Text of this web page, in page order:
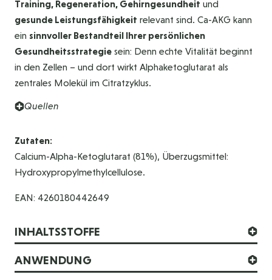
Training, Regeneration, Gehirngesundheit und
gesunde Leistungsfähigkeit relevant sind. Ca-AKG kann
ein sinnvoller Bestandteil Ihrer persönlichen
Gesundheitsstrategie sein: Denn echte Vitalität beginnt
in den Zellen – und dort wirkt Alphaketoglutarat als
zentrales Molekül im Citratzyklus.
Quellen
Zutaten:
Calcium-Alpha-Ketoglutarat (81%), Überzugsmittel:
Hydroxypropylmethylcellulose.
EAN: 4260180442649
INHALTSSTOFFE
ANWENDUNG